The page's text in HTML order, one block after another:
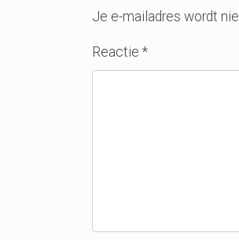
Je e-mailadres wordt
Reactie *